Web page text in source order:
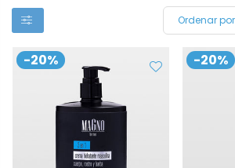
-20% -20%